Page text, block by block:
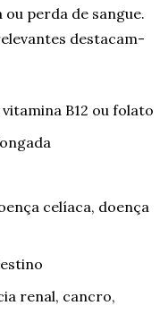
perda de sangue.
destacam-
B12 ou folato
celíaca, doença
renal, cancro,